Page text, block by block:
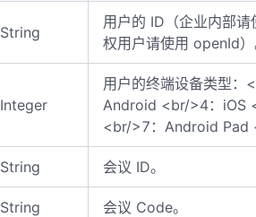
String
用户的 ID（企业内部
权用户请使用 openId）
Integer
用户的终端设备类型
Android <br/>4：iOS
<br/>7：Android Pad
String 会议 ID。
String 会议 Code。